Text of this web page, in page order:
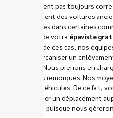
fonctionnent pas toujours
L’enlèvement des voitures
inutilisables dans certaines
missions de votre épaviste
Pour l’un de ces cas, nos
aider et organiser un
Aincourt. Nous prenons en
cars et les remorques. Nos
types de véhicules. De ce fait,
programmer un déplacement
, puisque nous